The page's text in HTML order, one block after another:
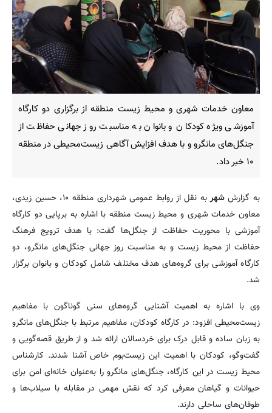
معاون خدمات شهری و محیط زیست منطقه از برگزاری دو کارگاه
آموزشی ویژه کودکان و بانوان به مناسبت روز جهانی حفاظت از
جنگل‌های مانگرو و با هدف افزایش آگاهی زیست‌محیطی در منطقه
۱۰ خبر داد.
به گزارششهر
به نقل از روابط‌ عمومی شهرداری منطقه ۱۰، حسین زیدی،
معاون خدمات شهری و محیط زیست منطقه با اشاره به برپایی دو کارگاه
آموزشی با محوریت حفاظت از جنگل‌ها گفت: با هدف ترویج فرهنگ
حفاظت از محیط زیست و به مناسبت روز جهانی جنگل‌های مانگرو، دو
کارگاه آموزشی برای گروه‌های هدف مختلف شامل کودکان و بانوان برگزار
شد.
وی با اشاره به اهمیت آشنایی گروه‌های سنی گوناگون با مفاهیم
زیست‌محیطی افزود: در کارگاه کودکان، مفاهیم مرتبط با جنگل‌های مانگرو
به زبان ساده و قابل درک برای خردسالان ارائه شد و از طریق قصه‌گویی و
گفت‌وگو، کودکان با اهمیت این زیست‌بوم خاص آشنا شدند. کارشناس
محیط زیست در این کارگاه، جنگل‌های مانگرو را به‌عنوان خانه‌ای امن برای
حیوانات و گیاهان معرفی کرد که نقش مهمی در مقابله با سیلاب‌ها و
طوفان‌های ساحلی دارند.